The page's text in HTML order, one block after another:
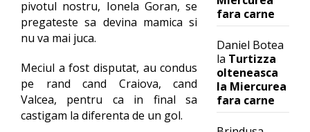
pivotul nostru, Ionela Goran, se
pregateste sa devina mamica si
nu va mai juca.
Meciul a fost disputat, au condus
pe rand cand Craiova, cand
Valcea, pentru ca in final sa
castigam la diferenta de un gol.
fara carne
Daniel Botea
la Turtizza
olteneasca
la Miercurea
fara carne